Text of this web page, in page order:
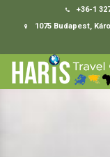
+36-1
1075 Budapest,